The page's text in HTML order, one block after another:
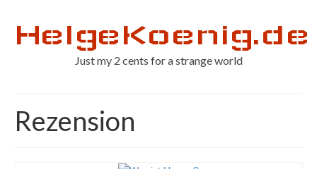
HelgeKoenig.de
Just my 2 cents for a strange world
Rezension